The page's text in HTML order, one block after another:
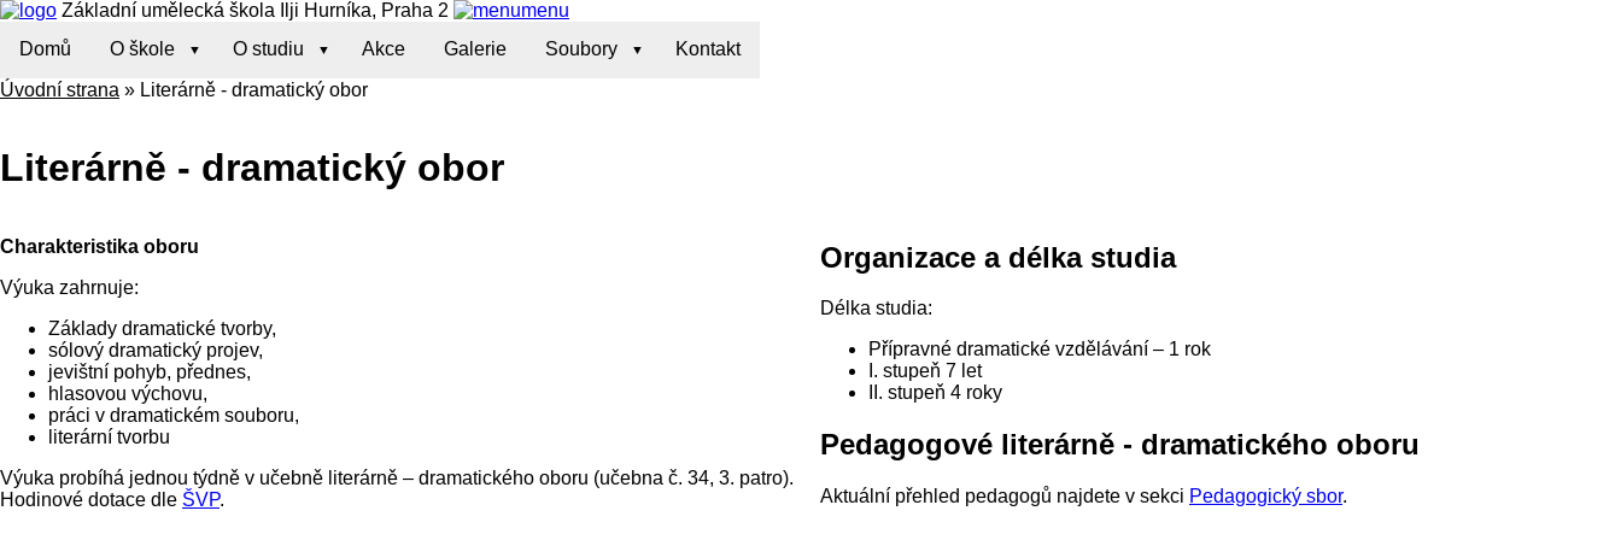
Základní umělecká škola Ilji Hurníka, Praha 2
menu
Domů
O škole O studiu Akce Galerie Soubory
Kontakt
Úvodní strana » Literárně - dramatický obor
Literárně - dramatický obor
Charakteristika oboru
Výuka zahrnuje:
Základy dramatické tvorby,
sólový dramatický projev,
jevištní pohyb, přednes,
hlasovou výchovu,
práci v dramatickém souboru,
literární tvorbu
Výuka probíhá jednou týdně v učebně literárně – dramatického oboru (učebna č. 34, 3. patro).
Hodinové dotace dle ŠVP.
Organizace a délka studia
Délka studia:
Přípravné dramatické vzdělávání – 1 rok
I. stupeň 7 let
II. stupeň 4 roky
Pedagogové literárně - dramatického oboru
Aktuální přehled pedagogů najdete v sekci Pedagogický sbor.